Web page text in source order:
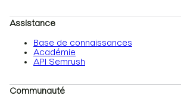
Assistance
Base de connaissances
Académie
API Semrush
Communauté